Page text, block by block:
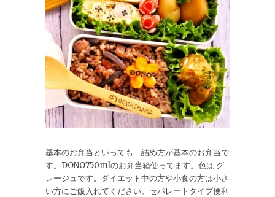
基本のお弁当といっても 詰め方が基本のお弁当で
す。DONO750mlのお弁当箱使ってます。色は グ
レージュです。ダイエット中の方や小食の方は小さ
い方にご飯入れてください。セパレートタイプ便利